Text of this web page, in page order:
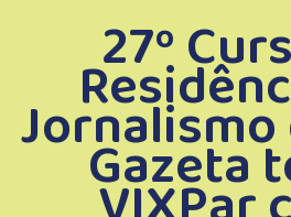
27º
Jornalismo
Gazeta